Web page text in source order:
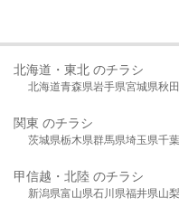
北海道・東北 のチラシ
北海道青森県岩手県宮城県秋
関東 のチラシ
茨城県栃木県群馬県埼玉県千
甲信越・北陸 のチラシ
新潟県富山県石川県福井県山